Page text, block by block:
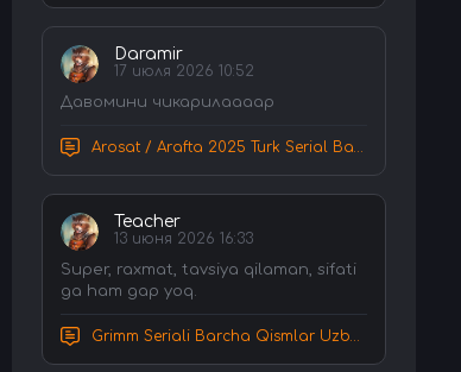
Daramir
17 июля 2026 10:52
Давомини чикарилаааар
Arosat / Arafta 2025 Turk Serial Barcha Qismlar Uzbek tilida Tarjima Serial tas-ix skachat
Teacher
13 июня 2026 16:33
Super, raxmat, tavsiya qilaman, sifati
ga ham gap yoq.
Grimm Seriali Barcha Qismlar Uzbek tilida Tarjima serial HD Skachat